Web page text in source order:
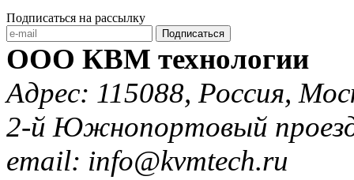
Подписаться на рассылку
Подписаться
ООО КВМ технологии
Адрес: 115088, Россия,
2-й Южнопортовый
email: info@kvmtech.ru